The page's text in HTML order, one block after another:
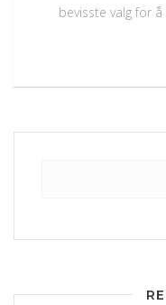
bevisste valg for